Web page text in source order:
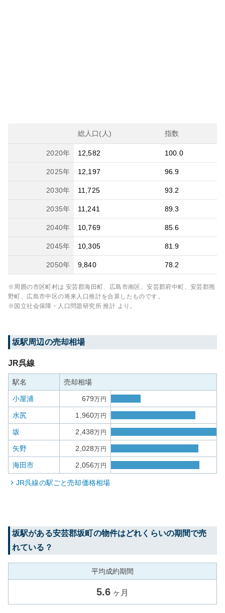
総人口(人) 指数
2020年 12,582 100.0
2025年 12,197 96.9
2030年 11,725 93.2
2035年 11,241 89.3
2040年 10,769 85.6
2045年 10,305 81.9
2050年 9,840 78.2
※周囲の市区町村は 安芸郡海田町、広島市南区、安芸郡府中町、安芸郡熊
野町、広島市中区の将来人口推計を合算したものです。
※国立社会保障・人口問題研究所 推計 より。
坂駅周辺の売却相場
JR呉線
駅名 売却相場
小屋浦 679万円
水尻 1,960万円
坂 2,438万円
矢野 2,028万円
海田市 2,056万円
JR呉線の駅ごと売却価格相場
坂駅がある安芸郡坂町の物件はどれくらいの期間で売
れている？
平均成約期間
5.6 ヶ月